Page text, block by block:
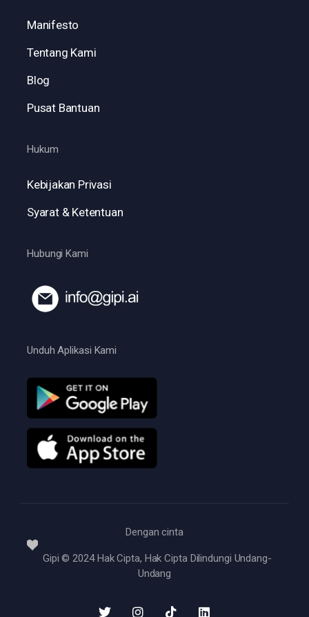
Manifesto
Tentang Kami
Blog
Pusat Bantuan
Hukum
Kebijakan Privasi
Syarat & Ketentuan
Hubungi Kami
Unduh Aplikasi Kami
Dengan cinta
Gipi © 2024 Hak Cipta, Hak Cipta Dilindungi Undang-
Undang